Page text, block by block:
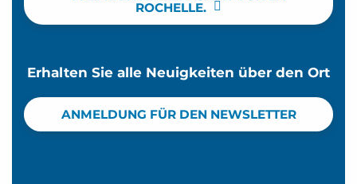
ROCHELLE.
Erhalten Sie alle Neuigkeiten über den Ort
ANMELDUNG FÜR DEN NEWSLETTER